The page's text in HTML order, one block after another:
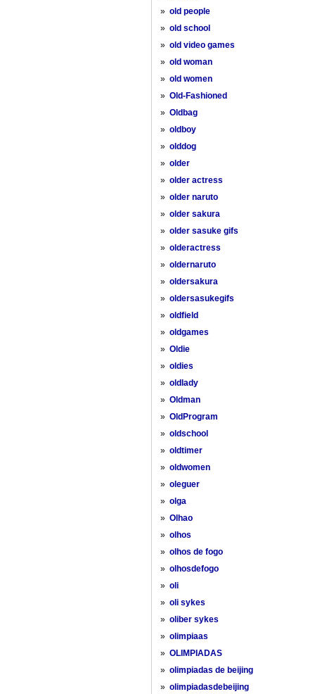
» old people
» old school
» old video games
» old woman
» old women
» Old-Fashioned
» Oldbag
» oldboy
» olddog
» older
» older actress
» older naruto
» older sakura
» older sasuke gifs
» olderactress
» oldernaruto
» oldersakura
» oldersasukegifs
» oldfield
» oldgames
» Oldie
» oldies
» oldlady
» Oldman
» OldProgram
» oldschool
» oldtimer
» oldwomen
» oleguer
» olga
» Olhao
» olhos
» olhos de fogo
» olhosdefogo
» oli
» oli sykes
» oliber sykes
» olimpiaas
» OLIMPIADAS
» olimpiadas de beijing
» olimpiadasdebeijing